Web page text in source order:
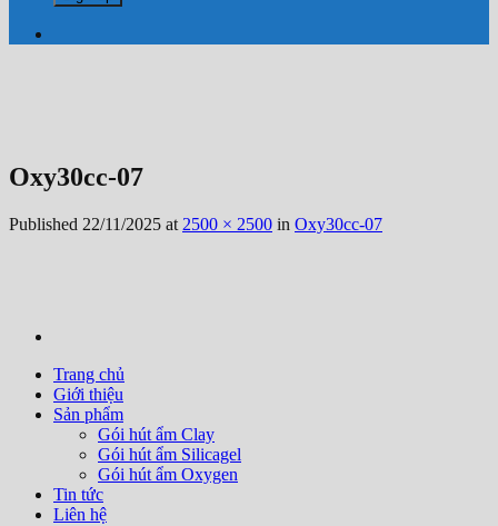
Trang chủ
Giới thiệu
Sản phẩm
Gói hút ẩm Clay
Gói hút ẩm Silicagel
Gói hút ẩm Oxygen
Tin tức
Liên hệ
Oxy30cc-07
Published 22/11/2025 at 2500 × 2500 in Oxy30cc-07